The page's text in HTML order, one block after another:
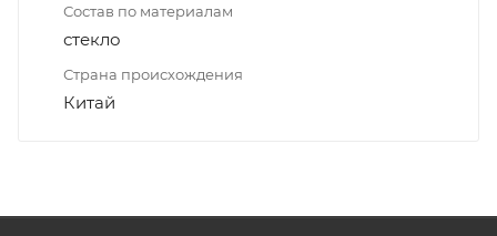
Состав по материалам
стекло
Страна происхождения
Китай